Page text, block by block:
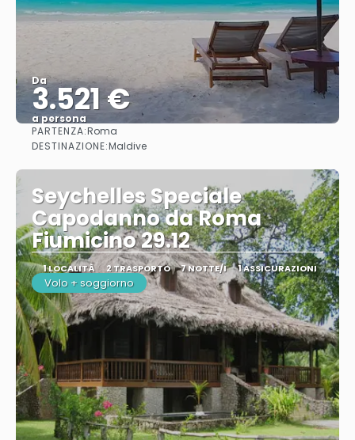
Da
3.521 €
a persona
PARTENZA:Roma
DESTINAZIONE:Maldive
Seychelles Speciale
Capodanno da Roma
Fiumicino 29.12
1 LOCALITÀ 2 TRASPORTO 7 NOTTE/I 1 ASSICURAZIONI
Volo + soggiorno